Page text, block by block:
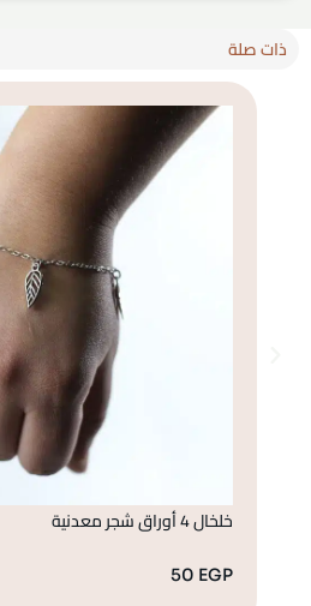
ذات صلة
خلخال 4 أوراق شجر معدنية
50 EGP